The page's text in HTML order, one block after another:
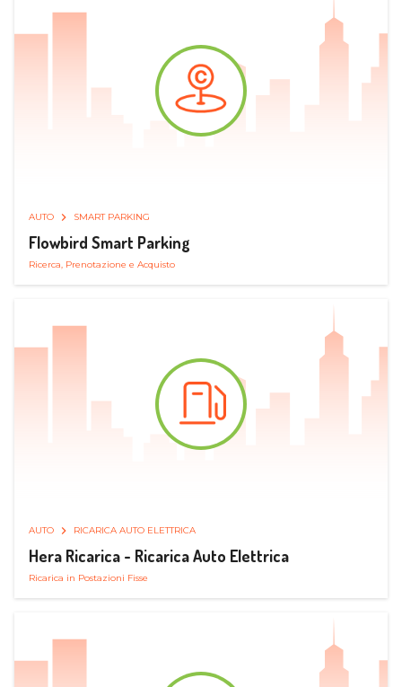
AUTO SMART PARKING
Flowbird Smart Parking
Ricerca, Prenotazione e Acquisto
AUTO RICARICA AUTO ELETTRICA
Hera Ricarica - Ricarica Auto Elettrica
Ricarica in Postazioni Fisse